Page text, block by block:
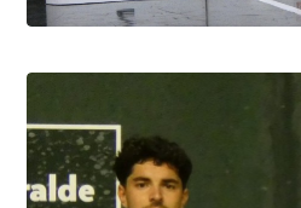
Biarritz Barandika-